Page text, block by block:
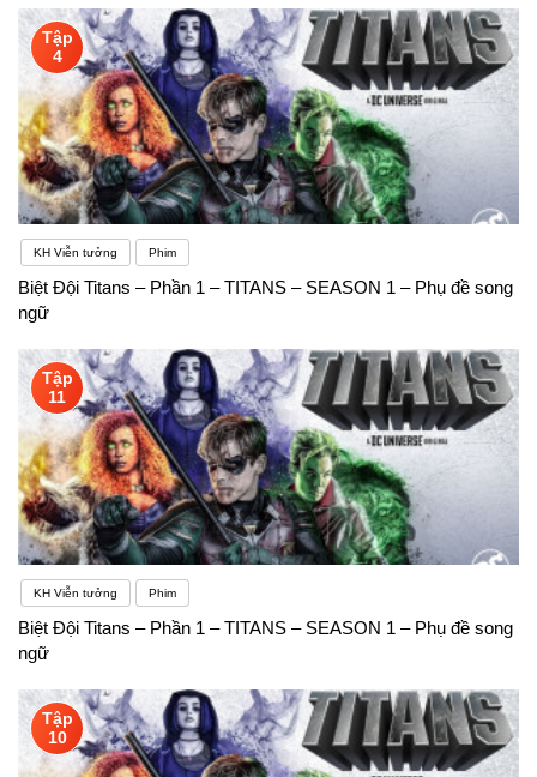
Tập
4
KH Viễn tưởng Phim
Biệt Đội Titans – Phần 1 – TITANS – SEASON 1 – Phụ đề song
ngữ
Tập
11
KH Viễn tưởng Phim
Biệt Đội Titans – Phần 1 – TITANS – SEASON 1 – Phụ đề song
ngữ
Tập
10